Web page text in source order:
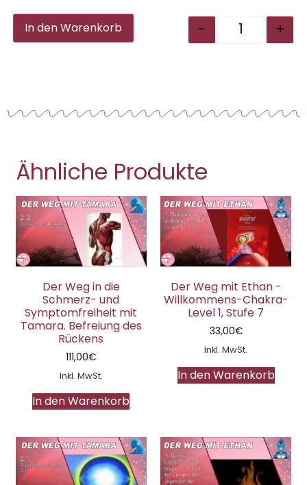
- +
In den Warenkorb Alternative:
Ähnliche Produkte
Der Weg in die
Schmerz- und
Symptomfreiheit mit
Tamara. Befreiung des
Rückens
111,00€
Inkl. MwSt.
In den Warenkorb
Der Weg mit Ethan -
Willkommens-Chakra-
Level 1, Stufe 7
33,00€
Inkl. MwSt.
In den Warenkorb